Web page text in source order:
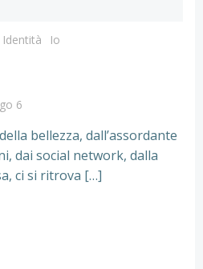
Identità Io
6
bellezza, dall’assordante
dai social network, dalla
ci si ritrova […]